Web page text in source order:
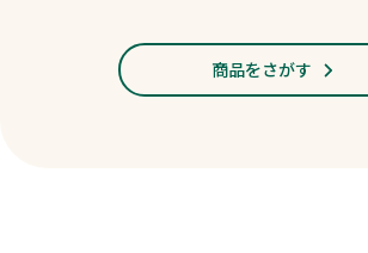
商品をさがす